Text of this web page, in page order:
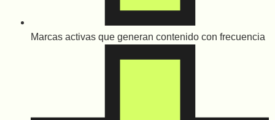
Marcas activas que generan contenido con frecuencia